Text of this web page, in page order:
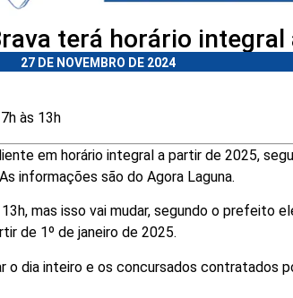
terá horário
27 DE NOVEMBRO DE 2024
às 13h
em horário integral a partir de 2025,
informações são do Agora Laguna.
mas isso vai mudar, segundo o prefeito
de 1º de janeiro de 2025.
o dia inteiro e os concursados contratados